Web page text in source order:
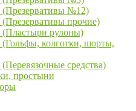
(Презервативы №12)
(Презервативы прочие)
(Пластыри рулоны)
(Гольфы, колготки, шорты,
средства)
простыни